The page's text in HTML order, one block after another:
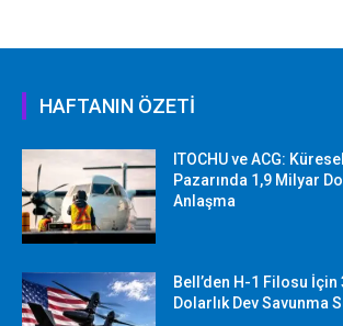
HAFTANIN ÖZETİ
ITOCHU ve ACG:
Pazarında 1,9 Milyar
Anlaşma
Bell’den H-1 Filosu İçin
Dolarlık Dev Savunma